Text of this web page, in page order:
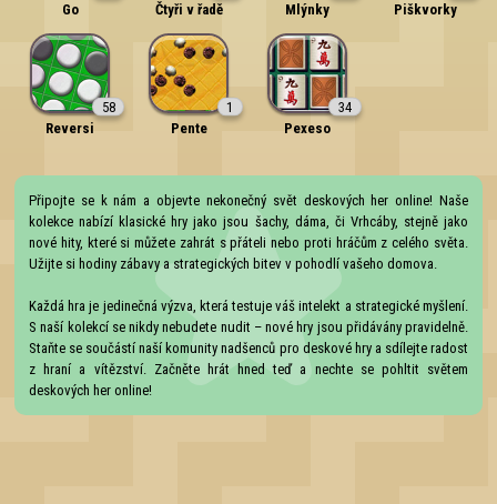
Go
Čtyři v řadě
Mlýnky
Piškvorky
58
Reversi
1
Pente
34
Pexeso
Připojte se k nám a objevte nekonečný svět deskových her online! Naše
kolekce nabízí klasické hry jako jsou šachy, dáma, či Vrhcáby, stejně jako
nové hity, které si můžete zahrát s přáteli nebo proti hráčům z celého světa.
Užijte si hodiny zábavy a strategických bitev v pohodlí vašeho domova.
Každá hra je jedinečná výzva, která testuje váš intelekt a strategické myšlení.
S naší kolekcí se nikdy nebudete nudit – nové hry jsou přidávány pravidelně.
Staňte se součástí naší komunity nadšenců pro deskové hry a sdílejte radost
z hraní a vítězství. Začněte hrát hned teď a nechte se pohltit světem
deskových her online!